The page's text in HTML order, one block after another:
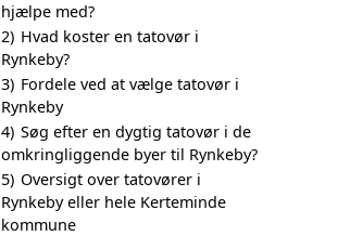
hjælpe med?
2) Hvad koster en tatovør i
Rynkeby?
3) Fordele ved at vælge tatovør i
Rynkeby
4) Søg efter en dygtig tatovør i de
omkringliggende byer til Rynkeby?
5) Oversigt over tatovører i
Rynkeby eller hele Kerteminde
kommune